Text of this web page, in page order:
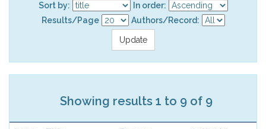
Sort by:
In order:
Results/Page
Authors/Record:
Showing results 1 to 9 of 9